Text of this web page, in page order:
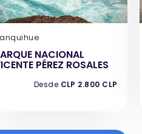
NACIONAL
PÉREZ ROSALES
Desde CLP 2.800 CLP